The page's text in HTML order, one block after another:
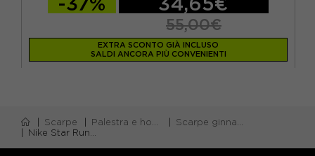
55,00€
EXTRA SCONTO GIÀ INCLUSO
SALDI ANCORA PIÙ CONVENIENTI
Scarpe Palestra e home gym
Scarpe ginnastica bambino
Nike Star Runner 5 Psv Nero Fucsia - Scarpe Ginnastica Bambina